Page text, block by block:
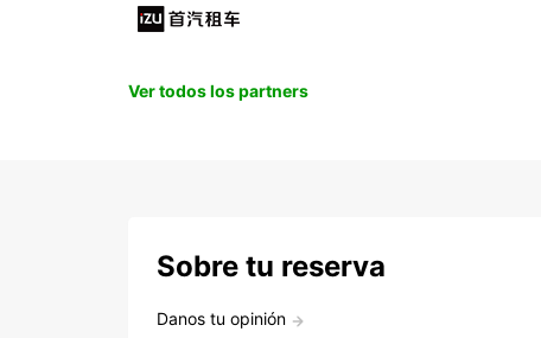
Ver todos los partners
Sobre tu reserva
Danos tu opinión